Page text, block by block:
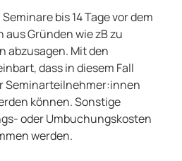
bis 14 Tage vor dem
Gründen wie zB zu
abzusagen. Mit den
dass in diesem Fall
Seminarteilnehmer:innen
können. Sonstige
oder Umbuchungskosten
werden.